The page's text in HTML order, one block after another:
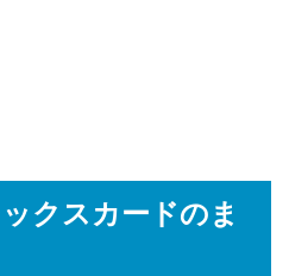
クスカードのま